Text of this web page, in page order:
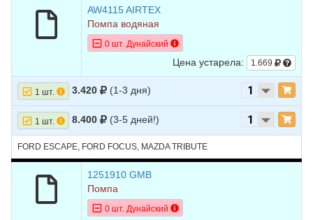
AW4115 AIRTEX
Помпа водяная
0 шт. Дунайский
Цена устарела: 1.669
1 шт. 3.420 (1-3 дня)
1 шт. 8.400 (3-5 дней!)
FORD ESCAPE, FORD FOCUS, MAZDA TRIBUTE
1251910 GMB
Помпа
0 шт. Дунайский